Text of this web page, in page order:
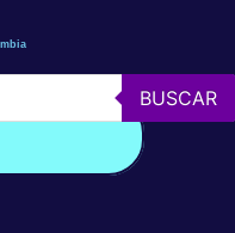
BUSCAR
con mercleta